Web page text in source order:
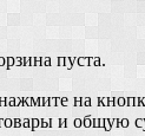
пуста.
на
товары и общую